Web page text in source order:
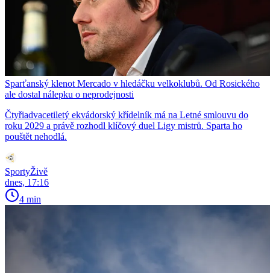
Sparťanský klenot Mercado v hledáčku velkoklubů. Od Rosického
ale dostal nálepku o neprodejnosti
Čtyřiadvacetiletý ekvádorský křídelník má na Letné smlouvu do
roku 2029 a právě rozhodl klíčový duel Ligy mistrů. Sparta ho
pouštět nehodlá.
SportyŽivě
dnes, 17:16
4 min